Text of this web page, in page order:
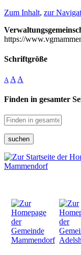
Zum Inhalt, zur
https://
Schriftgröße
A A A
Finden in gesamter
suchen